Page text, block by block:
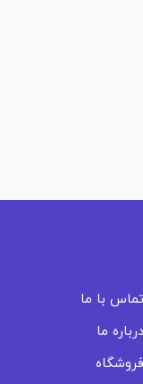
تماس با ما
درباره ما
فروشگاه